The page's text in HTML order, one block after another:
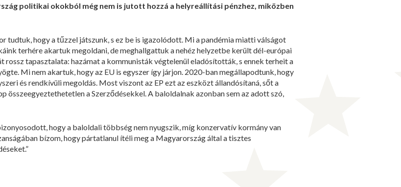
politikai okokból még nem is jutott hozzá a helyreállítási pénzhez, miközben
hogy a tűzzel játszunk, s ez be is igazolódott. Mi a pandémia miatti válságot
terhére akartuk megoldani, de meghallgattuk a nehéz helyzetbe került dél-európai
tapasztalata: hazámat a kommunisták végtelenül eladósították, s ennek terheit a
Mi nem akartuk, hogy az EU is egyszer így járjon. 2020-ban megállapodtunk, hogy
és rendkívüli megoldás. Most viszont az EP ezt az eszközt állandósítaná, sőt a
összeegyeztethetetlen a Szerződésekkel. A baloldalnak azonban sem az adott szó,
hogy a baloldali többség nem nyugszik, míg konzervatív kormány van
bízom, hogy pártatlanul ítéli meg a Magyarország által a tisztes